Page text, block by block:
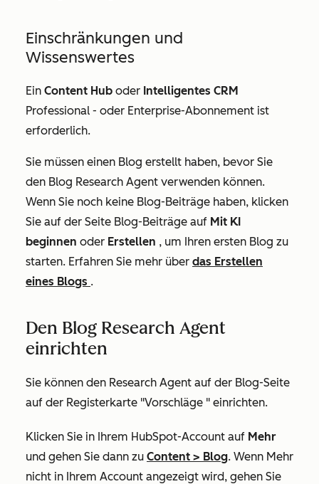
Einschränkungen und
Wissenswertes
Ein Content Hub oder Intelligentes CRM
Professional - oder Enterprise-Abonnement ist
erforderlich.
Sie müssen einen Blog erstellt haben, bevor Sie
den Blog Research Agent verwenden können.
Wenn Sie noch keine Blog-Beiträge haben, klicken
Sie auf der Seite Blog-Beiträge auf Mit KI
beginnen oder Erstellen , um Ihren ersten Blog zu
starten. Erfahren Sie mehr über das Erstellen
eines Blogs .
Den Blog Research Agent
einrichten
Sie können den Research Agent auf der Blog-Seite
auf der Registerkarte "Vorschläge " einrichten.
Klicken Sie in Ihrem HubSpot-Account auf Mehr
und gehen Sie dann zu Content > Blog. Wenn Mehr
nicht in Ihrem Account angezeigt wird, gehen Sie